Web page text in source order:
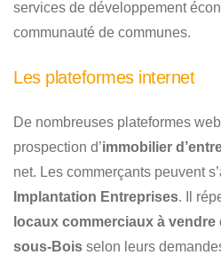
services de développement
communauté de communes.
Les plateformes internet
De nombreuses plateformes
prospection d’immobilier
net. Les commerçants peuvent
Implantation Entreprises. Il
locaux commerciaux à vendre
sous-Bois selon leurs